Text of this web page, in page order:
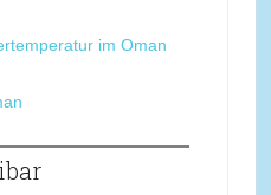
im Oman